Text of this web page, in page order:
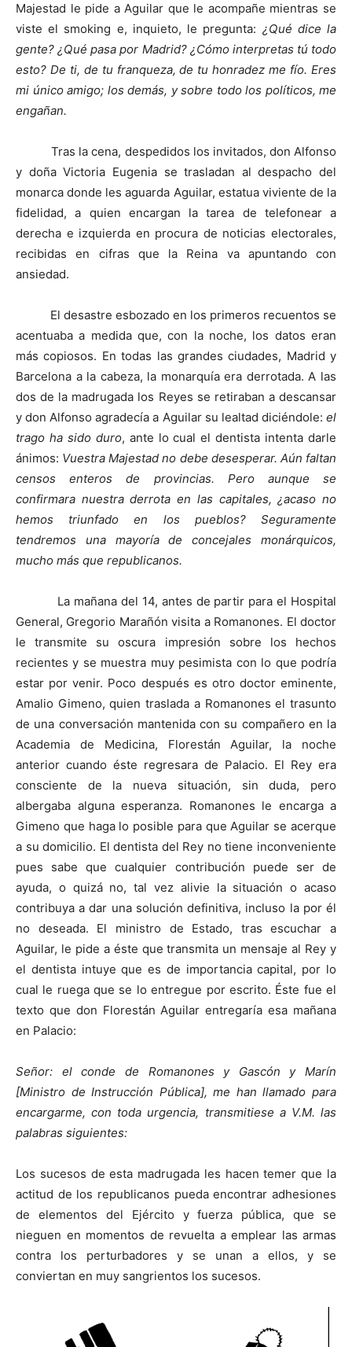
Majestad le pide a Aguilar que le acompañe mientras se
viste el smoking e, inquieto, le pregunta: ¿Qué dice la
gente? ¿Qué pasa por Madrid? ¿Cómo interpretas tú todo
esto? De ti, de tu franqueza, de tu honradez me fío. Eres
mi único amigo; los demás, y sobre todo los políticos, me
engañan.
Tras la cena, despedidos los invitados, don Alfonso
y doña Victoria Eugenia se trasladan al despacho del
monarca donde les aguarda Aguilar, estatua viviente de la
fidelidad, a quien encargan la tarea de telefonear a
derecha e izquierda en procura de noticias electorales,
recibidas en cifras que la Reina va apuntando con
ansiedad.
El desastre esbozado en los primeros recuentos se
acentuaba a medida que, con la noche, los datos eran
más copiosos. En todas las grandes ciudades, Madrid y
Barcelona a la cabeza, la monarquía era derrotada. A las
dos de la madrugada los Reyes se retiraban a descansar
y don Alfonso agradecía a Aguilar su lealtad diciéndole: el
trago ha sido duro, ante lo cual el dentista intenta darle
ánimos: Vuestra Majestad no debe desesperar. Aún faltan
censos enteros de provincias. Pero aunque se
confirmara nuestra derrota en las capitales, ¿acaso no
hemos triunfado en los pueblos? Seguramente
tendremos una mayoría de concejales monárquicos,
mucho más que republicanos.
La mañana del 14, antes de partir para el Hospital
General, Gregorio Marañón visita a Romanones. El doctor
le transmite su oscura impresión sobre los hechos
recientes y se muestra muy pesimista con lo que podría
estar por venir. Poco después es otro doctor eminente,
Amalio Gimeno, quien traslada a Romanones el trasunto
de una conversación mantenida con su compañero en la
Academia de Medicina, Florestán Aguilar, la noche
anterior cuando éste regresara de Palacio. El Rey era
consciente de la nueva situación, sin duda, pero
albergaba alguna esperanza. Romanones le encarga a
Gimeno que haga lo posible para que Aguilar se acerque
a su domicilio. El dentista del Rey no tiene inconveniente
pues sabe que cualquier contribución puede ser de
ayuda, o quizá no, tal vez alivie la situación o acaso
contribuya a dar una solución definitiva, incluso la por él
no deseada. El ministro de Estado, tras escuchar a
Aguilar, le pide a éste que transmita un mensaje al Rey y
el dentista intuye que es de importancia capital, por lo
cual le ruega que se lo entregue por escrito. Éste fue el
texto que don Florestán Aguilar entregaría esa mañana
en Palacio:
Señor: el conde de Romanones y Gascón y Marín
[Ministro de Instrucción Pública], me han llamado para
encargarme, con toda urgencia, transmitiese a V.M. las
palabras siguientes:
Los sucesos de esta madrugada les hacen temer que la
actitud de los republicanos pueda encontrar adhesiones
de elementos del Ejército y fuerza pública, que se
nieguen en momentos de revuelta a emplear las armas
contra los perturbadores y se unan a ellos, y se
conviertan en muy sangrientos los sucesos.